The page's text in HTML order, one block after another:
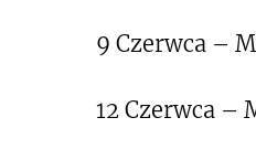
9 Czerwca –
12 Czerwca –